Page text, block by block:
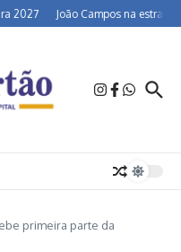
2027 João Campos na estrada
primeira parte da